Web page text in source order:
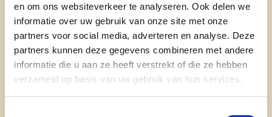
en om ons websiteverkeer te analyseren. Ook delen we
informatie over uw gebruik van onze site met onze
partners voor social media, adverteren en analyse. Deze
partners kunnen deze gegevens combineren met andere
informatie die u aan ze heeft verstrekt of die ze hebben
verzameld op basis van uw gebruik van hun services.
Hier run ik samen met mijn echtgenoot een
handelszaak in bouwmaterialen en tegels.
Gemeente- en politieraadslid sinds 2012
Voorzitster van de huidige CD&V fractie